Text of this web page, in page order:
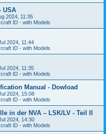
USA
2024, 11:35
ID - with Models
2024, 11:44
ID - with Models
2024, 11:35
ID - with Models
Manual - Dowload
2024, 15:08
ID - with Models
in der NVA – LSK/LV - Teil II
2024, 14:30
ID - with Models